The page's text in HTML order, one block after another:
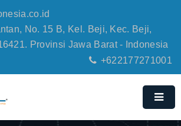
No. 15 B, Kel. Beji, Kec. Beji,
Provinsi Jawa Barat - Indonesia
+622177271001